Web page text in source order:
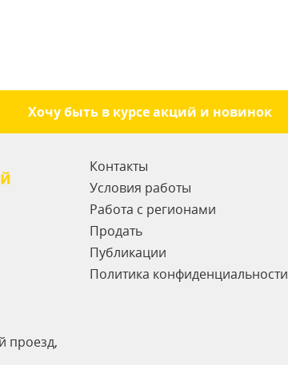
Хочу быть в курсе акций и новинок
проезд,
Контакты
Условия работы
Работа с регионами
Продать
Публикации
Политика конфиденциальности